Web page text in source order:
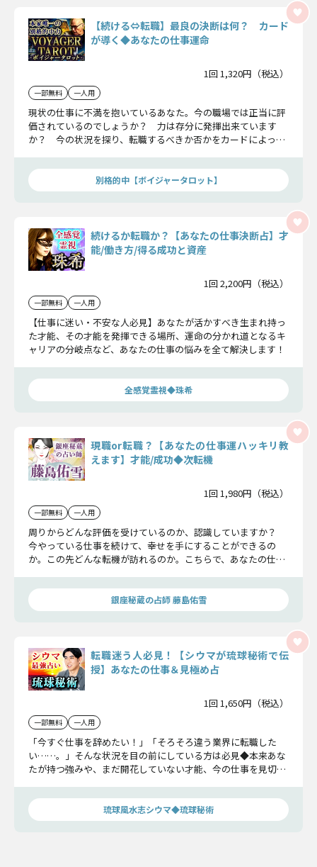
【続ける⇔転職】最良の決断は何？ カード
が導く◆あなたの仕事運命
1回 1,320円（税込）
一部無料 一人用
現状の仕事に不満を抱いているあなた。今の職場では正当に評
価されているのでしょうか？ 力は存分に発揮出来ています
か？ 今の状況を探り、転職するべきか否かをカードによって
別格的中【ボイジャータロット】
続けるか転職か？【あなたの仕事決断占】才
能/働き方/得る成功と資産
1回 2,200円（税込）
一部無料 一人用
【仕事に迷い・不安な人必見】あなたが活かすべき生まれ持っ
た才能、その才能を発揮できる場所、運命の分かれ道となるキ
ャリアの分岐点など、あなたの仕事の悩みを全て解決します！
全感覚霊視◆珠希
現職or転職？【あなたの仕事運ハッキリ教
えます】才能/成功◆次転機
1回 1,980円（税込）
一部無料 一人用
周りからどんな評価を受けているのか、認識していますか？
今やっている仕事を続けて、幸せを手にすることができるの
か。この先どんな転機が訪れるのか。こちらで、あなたの仕事
銀座秘蔵の占師 藤島佑雪
転職迷う人必見！【シウマが琉球秘術で伝
授】あなたの仕事＆見極め占
1回 1,650円（税込）
一部無料 一人用
「今すぐ仕事を辞めたい！」「そろそろ違う業界に転職した
い……。」そんな状況を目の前にしている方は必見◆本来あな
たが持つ強みや、まだ開花していない才能、今の仕事を見切る
ただきます！
琉球風水志シウマ◆琉球秘術